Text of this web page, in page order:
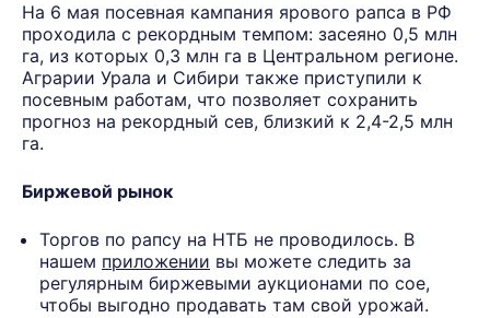
На 6 мая посевная кампания ярового рапса в РФ
проходила с рекордным темпом: засеяно 0,5 млн
га, из которых 0,3 млн га в Центральном регионе.
Аграрии Урала и Сибири также приступили к
посевным работам, что позволяет сохранить
прогноз на рекордный сев, близкий к 2,4-2,5 млн
га.
Биржевой рынок
Торгов по рапсу на НТБ не проводилось. В
нашем приложении вы можете следить за
регулярным биржевыми аукционами по сое,
чтобы выгодно продавать там свой урожай.